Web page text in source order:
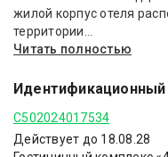
жилой корпус отеля
территории...
Читать полностью
С502024017534
Действует до 18.08.28